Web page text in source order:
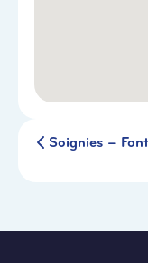
Soignies –